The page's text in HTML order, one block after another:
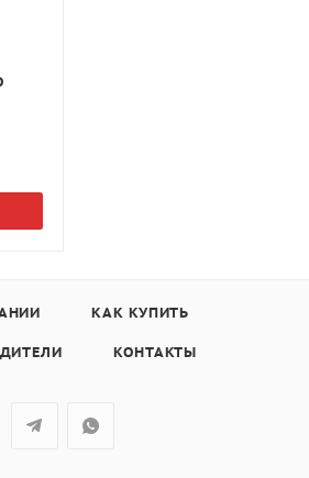
КАК КУПИТЬ
КОНТАКТЫ